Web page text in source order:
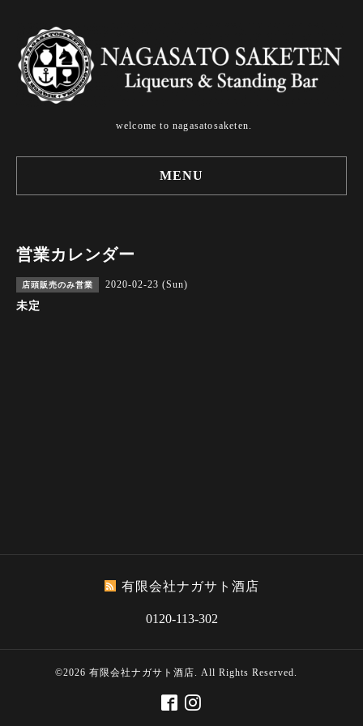
welcome to nagasatosaketen.
MENU
営業カレンダー
店頭販売のみ営業 2020-02-23 (Sun)
未定
有限会社ナガサト酒店
0120-113-302
©2026 有限会社ナガサト酒店. All Rights Reserved.